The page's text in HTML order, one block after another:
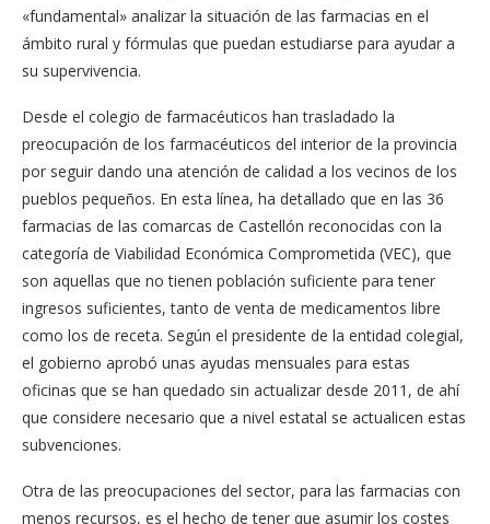
«fundamental» analizar la situación de las farmacias en el
ámbito rural y fórmulas que puedan estudiarse para ayudar a
su supervivencia.
Desde el colegio de farmacéuticos han trasladado la
preocupación de los farmacéuticos del interior de la provincia
por seguir dando una atención de calidad a los vecinos de los
pueblos pequeños. En esta línea, ha detallado que en las 36
farmacias de las comarcas de Castellón reconocidas con la
categoría de Viabilidad Económica Comprometida (VEC), que
son aquellas que no tienen población suficiente para tener
ingresos suficientes, tanto de venta de medicamentos libre
como los de receta. Según el presidente de la entidad colegial,
el gobierno aprobó unas ayudas mensuales para estas
oficinas que se han quedado sin actualizar desde 2011, de ahí
que considere necesario que a nivel estatal se actualicen estas
subvenciones.
Otra de las preocupaciones del sector, para las farmacias con
menos recursos, es el hecho de tener que asumir los costes